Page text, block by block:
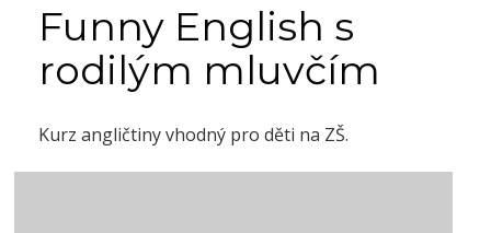
Funny English s
rodilým mluvčím
Kurz angličtiny vhodný pro děti na ZŠ.